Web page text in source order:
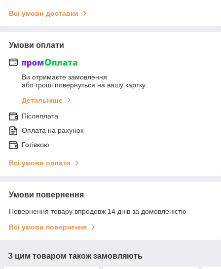
Всі умови доставки
Умови оплати
Ви отримаєте замовлення
або гроші повернуться на вашу картку
Детальніше
Післяплата
Оплата на рахунок
Готівкою
Всі умови оплати
Умови повернення
Повернення товару впродовж 14 днів за домовленістю
Всі умови повернення
З цим товаром також замовляють